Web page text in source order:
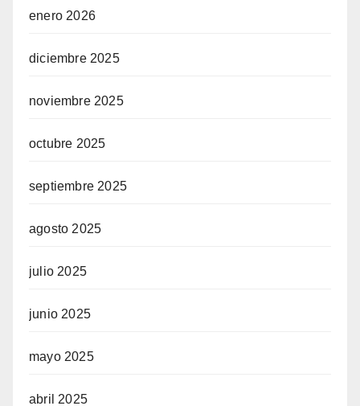
enero 2026
diciembre 2025
noviembre 2025
octubre 2025
septiembre 2025
agosto 2025
julio 2025
junio 2025
mayo 2025
abril 2025